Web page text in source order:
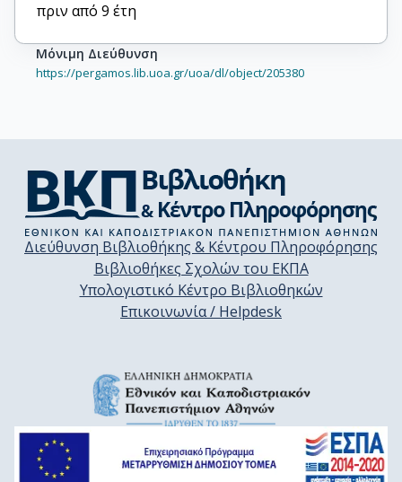
πριν από 9 έτη
Μόνιμη Διεύθυνση
https://pergamos.lib.uoa.gr/uoa/dl/object/205380
Διεύθυνση Βιβλιοθήκης & Κέντρου Πληροφόρησης
Βιβλιοθήκες Σχολών του ΕΚΠΑ
Υπολογιστικό Κέντρο Βιβλιοθηκών
Επικοινωνία / Helpdesk